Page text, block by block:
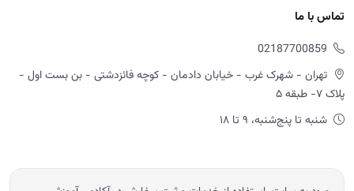
تماس با ما
02187700859
تهران - شهرک غرب - خیابان دادمان - کوچه فائزدشتی - بن بست اول -
پلاک ۷- طبقه ۵
شنبه تا پنج‌شنبه، ۹ تا ۱۸